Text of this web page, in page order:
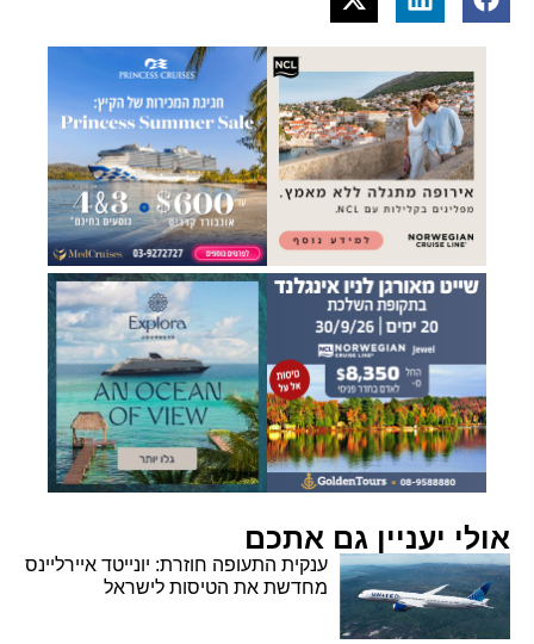
אולי יעניין גם אתכם
ענקית התעופה חוזרת: יונייטד איירליינס
מחדשת את הטיסות לישראל